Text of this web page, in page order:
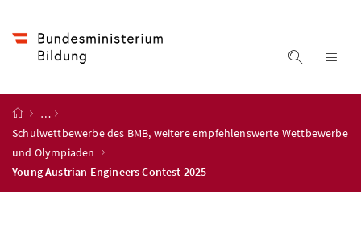
Suche
Startseite
…
Schulwettbewerbe des BMB, weitere empfehlenswerte Wettbewerbe
und Olympiaden
Young Austrian Engineers Contest 2025